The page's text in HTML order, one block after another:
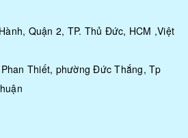
Quận 2, TP. Thủ Đức, HCM ,Việt
Thiết, phường Đức Thắng, Tp